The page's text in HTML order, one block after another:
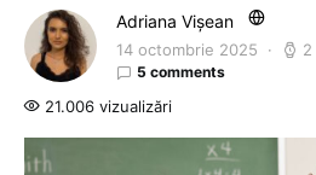
Adriana Vișean
14 octombrie 2025
5 comments
21.006 vizualizări